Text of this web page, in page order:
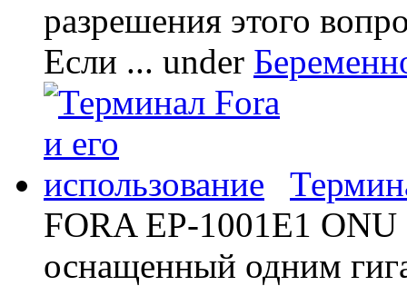
разрешения этого
Если ... under
FORA EP-1001E1 ONU
оснащенный одним